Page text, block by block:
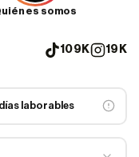
somos
109K 19K
laborables